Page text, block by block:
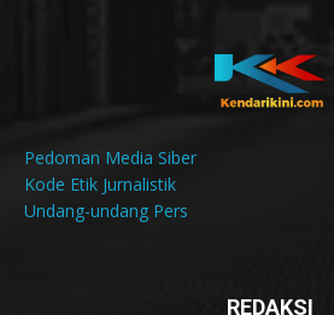
Pedoman Media Siber
Kode Etik Jurnalistik
Undang-undang Pers
REDAKSI